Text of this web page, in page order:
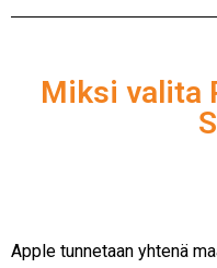
Miksi valita
Apple tunnetaan yhtenä